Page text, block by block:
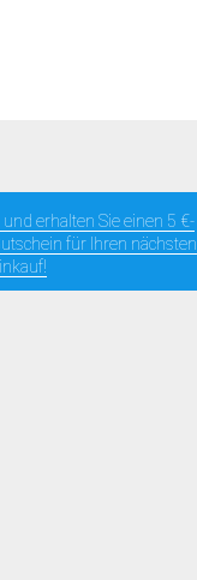
und erhalten Sie einen 5 €-
für Ihren nächsten